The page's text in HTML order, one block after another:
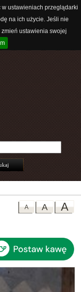
ustawieniach przeglądarki
na ich użycie. Jeśli nie
ustawienia swojej
A
A
A